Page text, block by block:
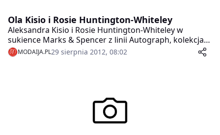
Ola Kisio i Rosie Huntington-Whiteley
Aleksandra Kisio i Rosie Huntington-Whiteley w
sukience Marks & Spencer z linii Autograph, kolekcja
jesień/zima 2012, już dostępna w całej Polsce!
MODAIJA.PL29 sierpnia 2012, 08:02